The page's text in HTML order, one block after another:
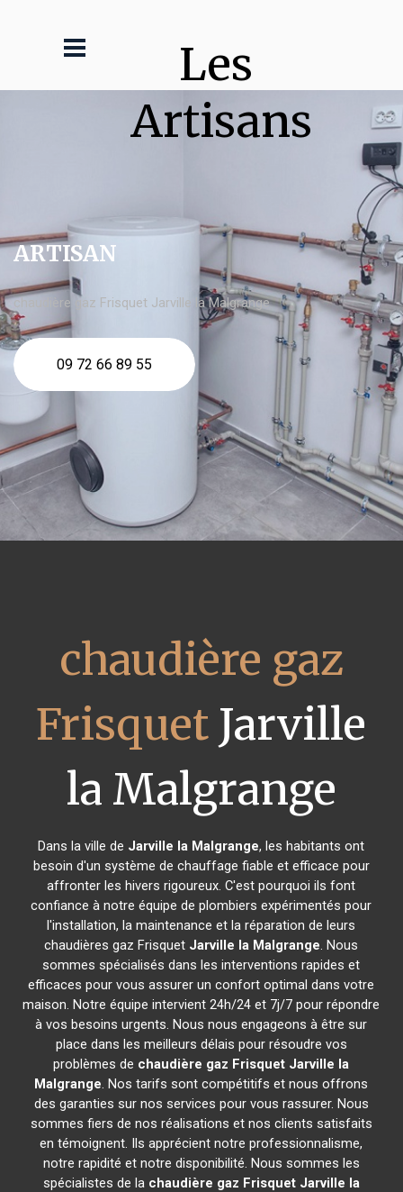
Les
Artisans
ARTISAN
chaudière gaz Frisquet Jarville la Malgrange
09 72 66 89 55
chaudière gaz
Frisquet Jarville
la Malgrange
Dans la ville de Jarville la Malgrange, les habitants ont
besoin d'un système de chauffage fiable et efficace pour
affronter les hivers rigoureux. C'est pourquoi ils font
confiance à notre équipe de plombiers expérimentés pour
l'installation, la maintenance et la réparation de leurs
chaudières gaz Frisquet Jarville la Malgrange. Nous
sommes spécialisés dans les interventions rapides et
efficaces pour vous assurer un confort optimal dans votre
maison. Notre équipe intervient 24h/24 et 7j/7 pour répondre
à vos besoins urgents. Nous nous engageons à être sur
place dans les meilleurs délais pour résoudre vos
problèmes de chaudière gaz Frisquet Jarville la
Malgrange. Nos tarifs sont compétitifs et nous offrons
des garanties sur nos services pour vous rassurer. Nous
sommes fiers de nos réalisations et nos clients satisfaits
en témoignent. Ils apprécient notre professionnalisme,
notre rapidité et notre disponibilité. Nous sommes les
spécialistes de la chaudière gaz Frisquet Jarville la